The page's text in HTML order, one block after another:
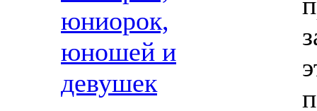
юниорок,
юношей и
девушек